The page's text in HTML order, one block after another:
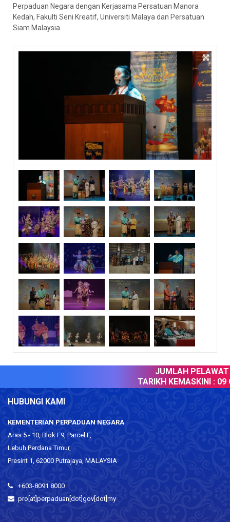
Perpaduan Negara dengan Kerjasama Persatuan Manora
Kedah, Fakulti Seni Kreatif, Universiti Malaya dan Persatuan
Siam Malaysia.
JUMLAH PELAWAT :
TARIKH KEMASKINI : 09
HUBUNGI KAMI
KEMENTERIAN PERPADUAN NEGARA
Aras 5 - 10, Blok F9, Parcel F,
Lebuh Perdana Timur,
Presint 1, 62000 Putrajaya, MALAYSIA
+603-8091 8000
pro[at]perpaduan[dot]gov[dot]my